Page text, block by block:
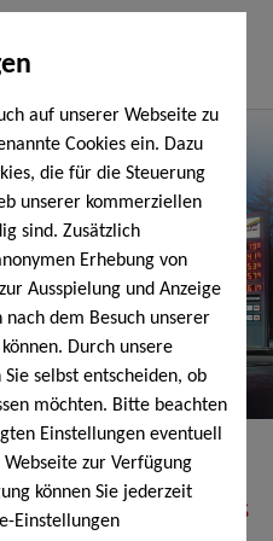
auf unserer Webseite zu
Cookies ein. Dazu
die für die Steuerung
unserer kommerziellen
sind. Zusätzlich
Erhebung von
Ausspielung und Anzeige
dem Besuch unserer
Durch unsere
selbst entscheiden, ob
möchten. Bitte beachten
Einstellungen eventuell
zur Verfügung
können Sie jederzeit
EinstellungenHolzpellets